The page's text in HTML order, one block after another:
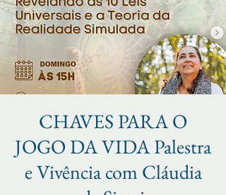
CHAVES PARA O
JOGO DA VIDA Palestra
e Vivência com Cláudia